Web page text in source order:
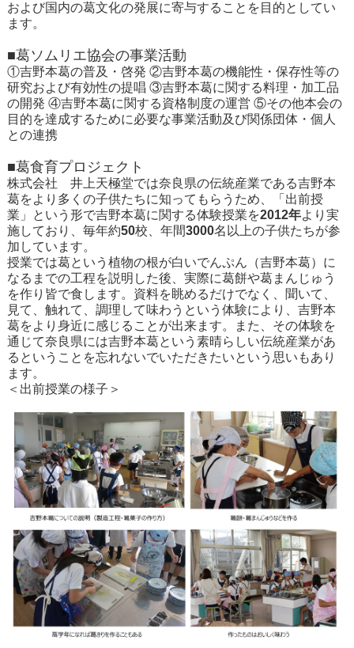
および国内の葛文化の発展に寄与することを目的としてい
ます。
■葛ソムリエ協会の事業活動
①吉野本葛の普及・啓発 ②吉野本葛の機能性・保存性等の
研究および有効性の提唱 ③吉野本葛に関する料理・加工品
の開発 ④吉野本葛に関する資格制度の運営 ⑤その他本会の
目的を達成するために必要な事業活動及び関係団体・個人
との連携
■葛食育プロジェクト
株式会社 井上天極堂では奈良県の伝統産業である吉野本
葛をより多くの子供たちに知ってもらうため、「出前授
業」という形で吉野本葛に関する体験授業を2012年より実
施しており、毎年約50校、年間3000名以上の子供たちが参
加しています。
授業では葛という植物の根が白いでんぷん（吉野本葛）に
なるまでの工程を説明した後、実際に葛餅や葛まんじゅう
を作り皆で食します。資料を眺めるだけでなく、聞いて、
見て、触れて、調理して味わうという体験により、吉野本
葛をより身近に感じることが出来ます。また、その体験を
通じて奈良県には吉野本葛という素晴らしい伝統産業があ
るということを忘れないでいただきたいという思いもあり
ます。
＜出前授業の様子＞